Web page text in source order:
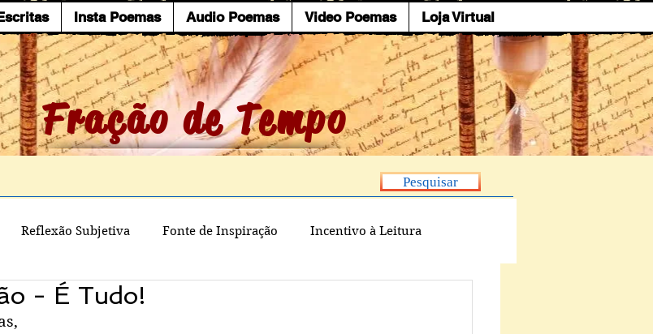
Fração de Tempo
Pesquisar
Reflexão Subjetiva Fonte de Inspiração Incentivo à Leitura
- É Tudo!
Insta Poemas Audio Poemas Video Poemas Loja Virtual